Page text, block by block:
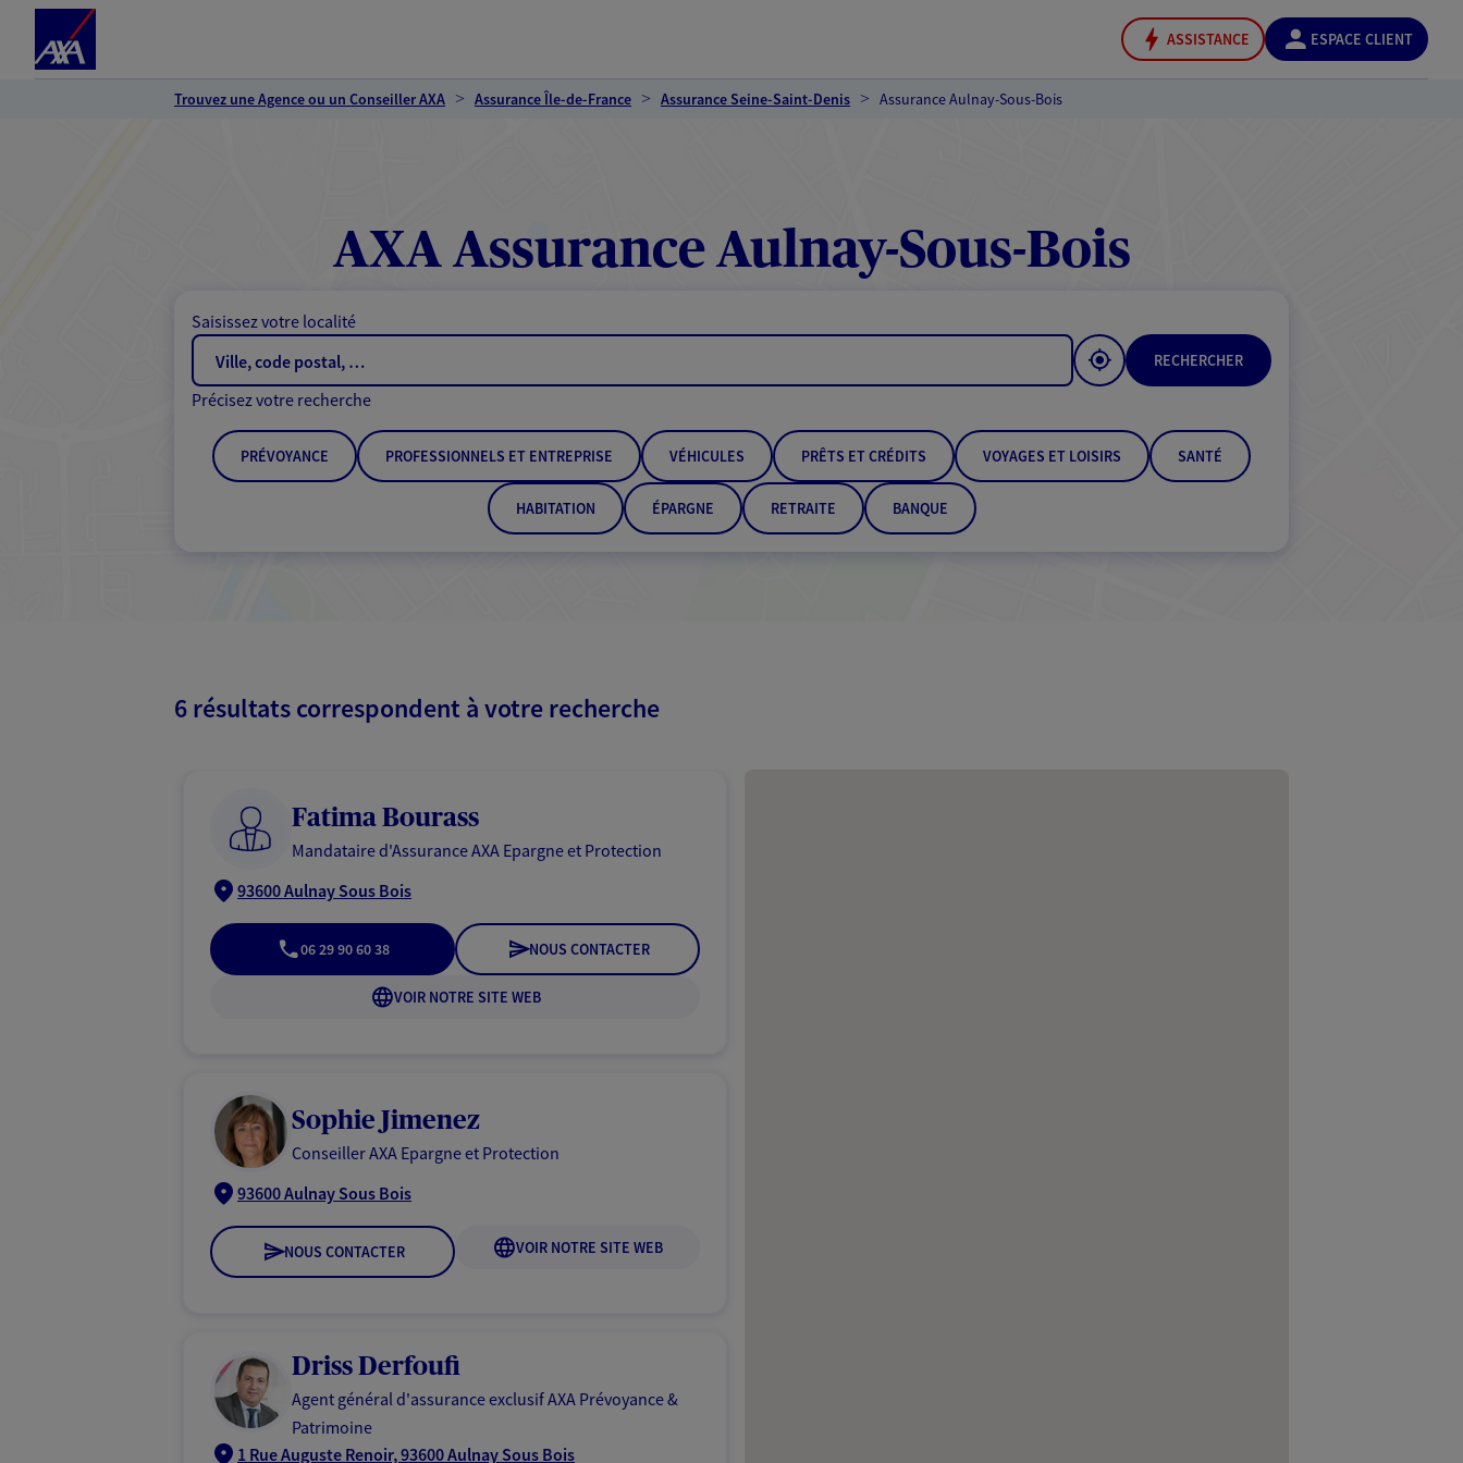
ASSISTANCE ESPACE CLIENT
Trouvez une Agence ou un Conseiller AXA Assurance Île-de-France Assurance Seine-Saint-Denis Assurance Aulnay-Sous-Bois
AXA Assurance Aulnay-Sous-Bois
Saisissez votre localité
RECHERCHER
Précisez votre recherche
PRÉVOYANCE PROFESSIONNELS ET ENTREPRISE VÉHICULES PRÊTS ET CRÉDITS VOYAGES ET LOISIRS SANTÉ
HABITATION ÉPARGNE RETRAITE BANQUE
6 résultats correspondent à votre recherche
Fatima Bourass
Mandataire d'Assurance AXA Epargne et Protection
93600 Aulnay Sous Bois
06 29 90 60 38 NOUS CONTACTER
VOIR NOTRE SITE WEB
Sophie Jimenez
Conseiller AXA Epargne et Protection
93600 Aulnay Sous Bois
NOUS CONTACTER VOIR NOTRE SITE WEB
Driss Derfoufi
Agent général d'assurance exclusif AXA Prévoyance &
Patrimoine
1 Rue Auguste Renoir, 93600 Aulnay Sous Bois